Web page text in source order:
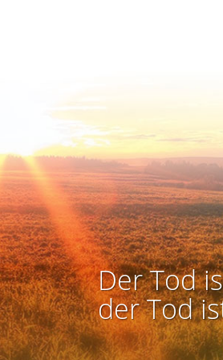
Der Tod
der Tod